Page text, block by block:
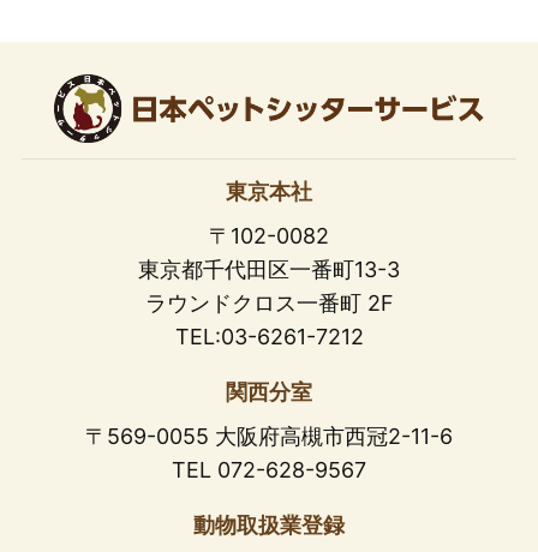
東京本社
〒102-0082
東京都千代田区一番町13-3
ラウンドクロス一番町 2F
TEL:03-6261-7212
関西分室
〒569-0055 大阪府高槻市西冠2-11-6
TEL 072-628-9567
動物取扱業登録